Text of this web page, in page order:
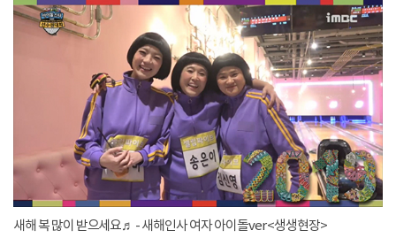
새해 복 많이 받으세요♬ - 새해인사 여자 아이돌ver <생생현장>